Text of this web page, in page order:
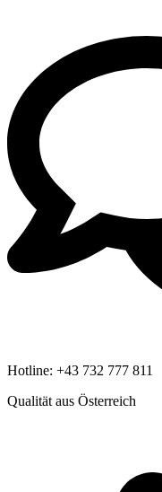
Hotline: +43 732 777 811
Qualität aus Österreich